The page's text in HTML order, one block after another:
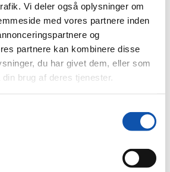
Vi deler også oplysninger om
med vores partnere inden
og
partnere kan kombinere disse
du har givet dem, eller som
brug af deres tjenester.
sikre, at den ikke medvirker til